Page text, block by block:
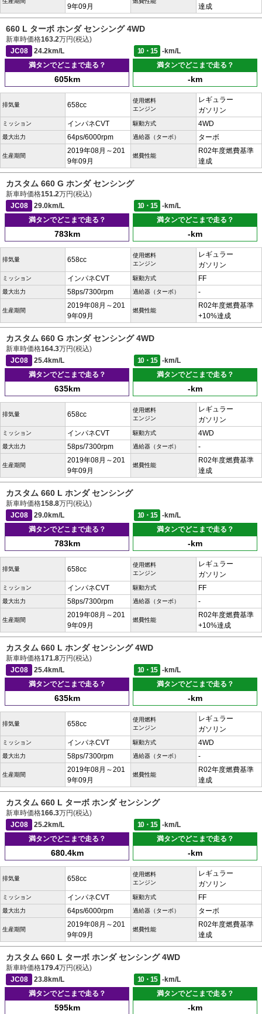
9年09月
達成
660 L ターボ ホンダ センシング 4WD
新車時価格163.2万円(税込)
JC08
24.2km/L 10・15
-km/L
満タンでどこまで走る？
605km
満タンでどこまで走る？
-km
排気量 658cc
使用燃料
エンジン
レギュラー
ガソリン
ミッション インパネCVT 駆動方式 4WD
最大出力 64ps/6000rpm 過給器（ターボ） ターボ
生産期間
2019年08月～201
9年09月
燃費性能
R02年度燃費基準
達成
カスタム 660 G ホンダ センシング
新車時価格151.2万円(税込)
JC08
29.0km/L 10・15
-km/L
満タンでどこまで走る？
783km
満タンでどこまで走る？
-km
排気量 658cc
使用燃料
エンジン
レギュラー
ガソリン
ミッション インパネCVT 駆動方式 FF
最大出力 58ps/7300rpm 過給器（ターボ） -
生産期間
2019年08月～201
9年09月
燃費性能
R02年度燃費基準
+10%達成
カスタム 660 G ホンダ センシング 4WD
新車時価格164.3万円(税込)
JC08
25.4km/L 10・15
-km/L
満タンでどこまで走る？
635km
満タンでどこまで走る？
-km
排気量 658cc
使用燃料
エンジン
レギュラー
ガソリン
ミッション インパネCVT 駆動方式 4WD
最大出力 58ps/7300rpm 過給器（ターボ） -
生産期間
2019年08月～201
9年09月
燃費性能
R02年度燃費基準
達成
カスタム 660 L ホンダ センシング
新車時価格158.8万円(税込)
JC08
29.0km/L 10・15
-km/L
満タンでどこまで走る？
783km
満タンでどこまで走る？
-km
排気量 658cc
使用燃料
エンジン
レギュラー
ガソリン
ミッション インパネCVT 駆動方式 FF
最大出力 58ps/7300rpm 過給器（ターボ） -
生産期間
2019年08月～201
9年09月
燃費性能
R02年度燃費基準
+10%達成
カスタム 660 L ホンダ センシング 4WD
新車時価格171.8万円(税込)
JC08
25.4km/L 10・15
-km/L
満タンでどこまで走る？
635km
満タンでどこまで走る？
-km
排気量 658cc
使用燃料
エンジン
レギュラー
ガソリン
ミッション インパネCVT 駆動方式 4WD
最大出力 58ps/7300rpm 過給器（ターボ） -
生産期間
2019年08月～201
9年09月
燃費性能
R02年度燃費基準
達成
カスタム 660 L ターボ ホンダ センシング
新車時価格166.3万円(税込)
JC08
25.2km/L 10・15
-km/L
満タンでどこまで走る？
680.4km
満タンでどこまで走る？
-km
排気量 658cc
使用燃料
エンジン
レギュラー
ガソリン
ミッション インパネCVT 駆動方式 FF
最大出力 64ps/6000rpm 過給器（ターボ） ターボ
生産期間
2019年08月～201
9年09月
燃費性能
R02年度燃費基準
達成
カスタム 660 L ターボ ホンダ センシング 4WD
新車時価格179.4万円(税込)
JC08
23.8km/L 10・15
-km/L
満タンでどこまで走る？
595km
満タンでどこまで走る？
-km